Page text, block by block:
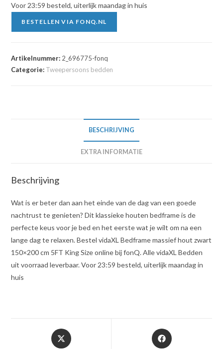
Voor 23:59 besteld, uiterlijk maandag in huis
BESTELLEN VIA FONQ.NL
Artikelnummer: 2_696775-fonq
Categorie: Tweepersoons bedden
BESCHRIJVING
EXTRA INFORMATIE
Beschrijving
Wat is er beter dan aan het einde van de dag van een goede
nachtrust te genieten? Dit klassieke houten bedframe is de
perfecte keus voor je bed en het eerste wat je wilt om na een
lange dag te relaxen. Bestel vidaXL Bedframe massief hout zwart
150×200 cm 5FT King Size online bij fonQ. Alle vidaXL Bedden
uit voorraad leverbaar. Voor 23:59 besteld, uiterlijk maandag in
huis
Opent
in
Opent
in